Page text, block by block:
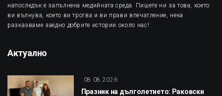
напоследък е запълнена медийната среда. Пишете ни за това, което
ви вълнува, което ви трогва и ви прави впечатление, нека
разказваме заедно добрите истории около нас!
Актуално
08.08.2026
Празник на дълголетието: Раковски